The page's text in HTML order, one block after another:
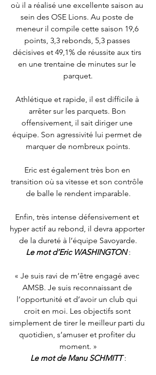
où il a réalisé une excellente saison au
sein des OSE Lions. Au poste de
meneur il compile cette saison 19,6
points, 3,3 rebonds, 5,3 passes
décisives et 49,1% de réussite aux tirs
en une trentaine de minutes sur le
parquet.
Athlétique et rapide, il est difficile à
arrêter sur les parquets. Bon
offensivement, il sait diriger une
équipe. Son agressivité lui permet de
marquer de nombreux points.
Eric est également très bon en
transition où sa vitesse et son contrôle
de balle le rendent imparable.
Enfin, très intense défensivement et
hyper actif au rebond, il devra apporter
de la dureté à l’équipe Savoyarde.
Le mot d’Eric WASHINGTON :
« Je suis ravi de m’être engagé avec
AMSB. Je suis reconnaissant de
l’opportunité et d’avoir un club qui
croit en moi. Les objectifs sont
simplement de tirer le meilleur parti du
quotidien, s’amuser et profiter du
moment. »
Le mot de Manu SCHMITT :